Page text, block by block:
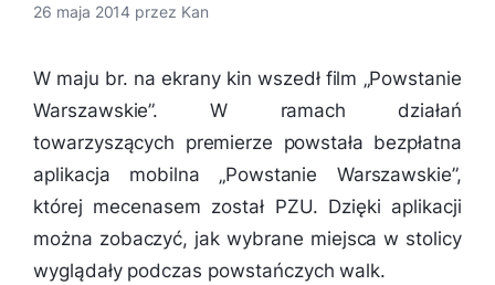
26 maja 2014 przez Kan
W maju br. na ekrany kin wszedł film „Powstanie
Warszawskie”. W ramach działań
towarzyszących premierze powstała bezpłatna
aplikacja mobilna „Powstanie Warszawskie”,
której mecenasem został PZU. Dzięki aplikacji
można zobaczyć, jak wybrane miejsca w stolicy
wyglądały podczas powstańczych walk.